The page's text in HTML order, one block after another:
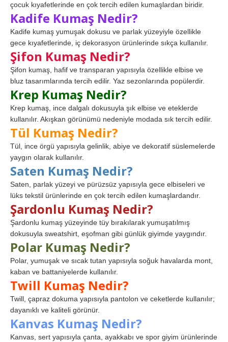
çocuk kıyafetlerinde en çok tercih edilen kumaşlardan biridir.
Kadife Kumaş Nedir?
Kadife kumaş yumuşak dokusu ve parlak yüzeyiyle özellikle
gece kıyafetlerinde, iç dekorasyon ürünlerinde sıkça kullanılır.
Şifon Kumaş Nedir?
Şifon kumaş, hafif ve transparan yapısıyla özellikle elbise ve
bluz tasarımlarında tercih edilir. Yaz sezonlarında popülerdir.
Krep Kumaş Nedir?
Krep kumaş, ince dalgalı dokusuyla şık elbise ve eteklerde
kullanılır. Akışkan görünümü nedeniyle modada sık tercih edilir.
Tül Kumaş Nedir?
Tül, ince örgü yapısıyla gelinlik, abiye ve dekoratif süslemelerde
yaygın olarak kullanılır.
Saten Kumaş Nedir?
Saten, parlak yüzeyi ve pürüzsüz yapısıyla gece elbiseleri ve
lüks tekstil ürünlerinde en çok tercih edilen kumaşlardandır.
Şardonlu Kumaş Nedir?
Şardonlu kumaş yüzeyinde tüy bırakılarak yumuşatılmış
dokusuyla sweatshirt, eşofman gibi günlük giyimde yaygındır.
Polar Kumaş Nedir?
Polar, yumuşak ve sıcak tutan yapısıyla soğuk havalarda mont,
kaban ve battaniyelerde kullanılır.
Twill Kumaş Nedir?
Twill, çapraz dokuma yapısıyla pantolon ve ceketlerde kullanılır;
dayanıklı ve kaliteli görünür.
Kanvas Kumaş Nedir?
Kanvas, sert yapısıyla çanta, ayakkabı ve spor giyim ürünlerinde